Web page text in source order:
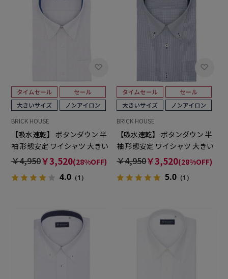
BRICK HOUSE
【吸水速乾】 ボタンダウン 半
袖 形態安定 ワイシャツ 大きい
サイズ
￥4,950￥3,520(28%OFF)
4.0（1）
BRICK HOUSE
【吸水速乾】 ボタンダウン 半
袖 形態安定 ワイシャツ 大きい
サイズ
￥4,950￥3,520(28%OFF)
5.0 （1）